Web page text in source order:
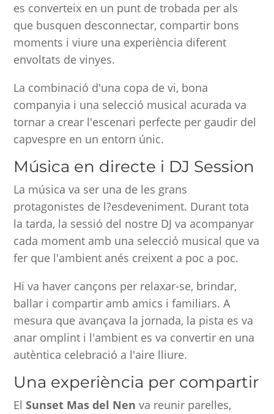
es converteix en un punt de trobada per als
que busquen desconnectar, compartir bons
moments i viure una experiència diferent
envoltats de vinyes.
La combinació d'una copa de vi, bona
companyia i una selecció musical acurada va
tornar a crear l'escenari perfecte per gaudir del
capvespre en un entorn únic.
Música en directe i DJ Session
La música va ser una de les grans
protagonistes de l?esdeveniment. Durant tota
la tarda, la sessió del nostre DJ va acompanyar
cada moment amb una selecció musical que va
fer que l'ambient anés creixent a poc a poc.
Hi va haver cançons per relaxar-se, brindar,
ballar i compartir amb amics i familiars. A
mesura que avançava la jornada, la pista es va
anar omplint i l'ambient es va convertir en una
autèntica celebració a l'aire lliure.
Una experiència per compartir
ElSunset Mas del Nen va reunir parelles,